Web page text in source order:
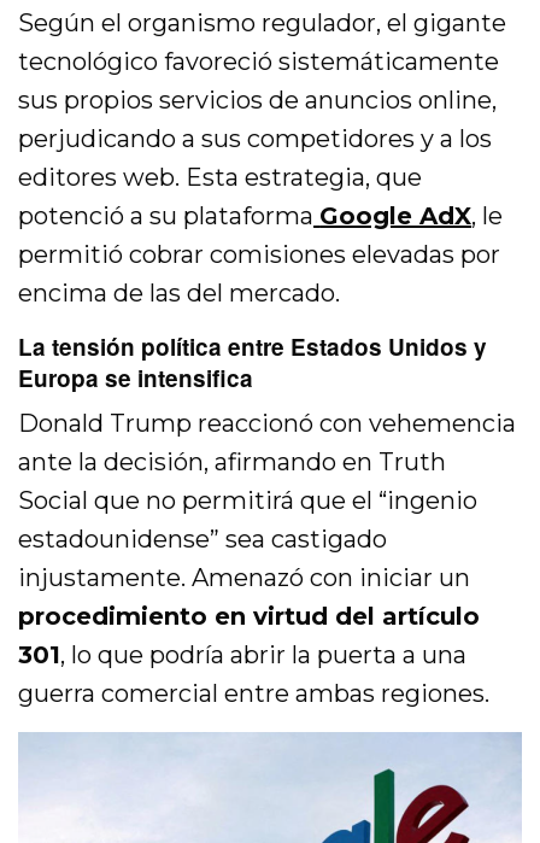
Según el organismo regulador, el gigante
tecnológico favoreció sistemáticamente
sus propios servicios de anuncios online,
perjudicando a sus competidores y a los
editores web. Esta estrategia, que
potenció a su plataforma Google AdX, le
permitió cobrar comisiones elevadas por
encima de las del mercado.
La tensión política entre Estados Unidos y
Europa se intensifica
Donald Trump reaccionó con vehemencia
ante la decisión, afirmando en Truth
Social que no permitirá que el “ingenio
estadounidense” sea castigado
injustamente. Amenazó con iniciar un
procedimiento en virtud del artículo
301, lo que podría abrir la puerta a una
guerra comercial entre ambas regiones.